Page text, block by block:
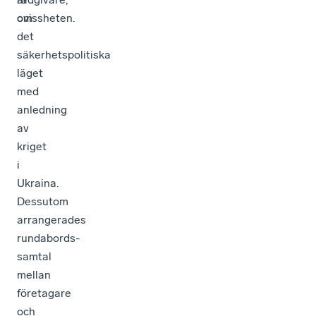
om
det
säkerhetspolitiska
läget
med
anledning
av
kriget
i
Ukraina.
Dessutom
arrangerades
rundabords-
samtal
mellan
företagare
och
ovissheten.